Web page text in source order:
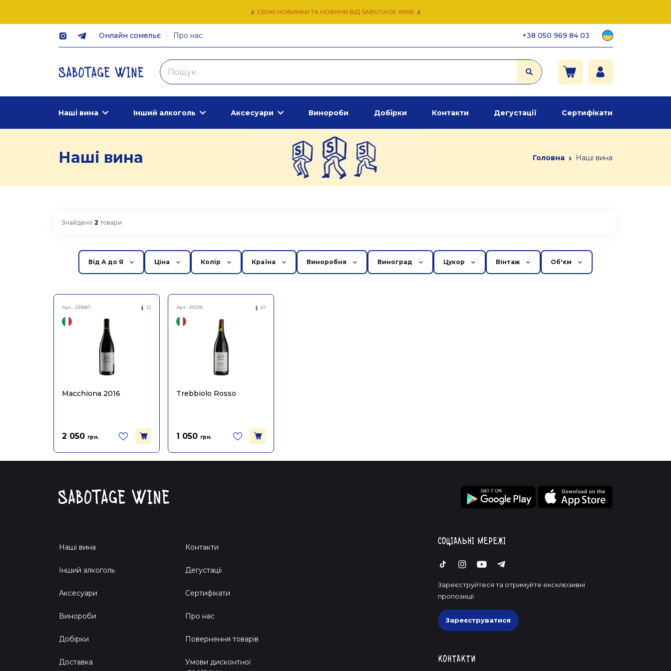
📡 СВІЖІ НОВИНКИ ТА НОВИНИ ВІД SABOTAGE WINE 📡
Онлайн сомельє Про нас +38 050 969 84 03
Наші вина Інший алкоголь Аксесуари Винороби Добірки Контакти Дегустації Сертифікати
Наші вина Головна › Наші вина
Знайдено 2 товари
Арт.: D0887 12
Macchiona 2016
2 050 грн.
Арт.: R1018 61
Trebbiolo Rosso
1 050 грн.
Від А до Я Ціна Колір Країна Виноробня Виноград Цукор Вінтаж Об'єм
Наші вина
Інший алкоголь
Аксесуари
Винороби
Добірки
Доставка
Контакти
Дегустації
Сертифікати
Про нас
Повернення товарів
Умови дисконтної
Соціальні мережі
Зареєструйтеся та отримуйте ексклюзивні
пропозиції
Зареєструватися
Контакти